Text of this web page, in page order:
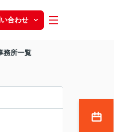
合わせ
務所一覧